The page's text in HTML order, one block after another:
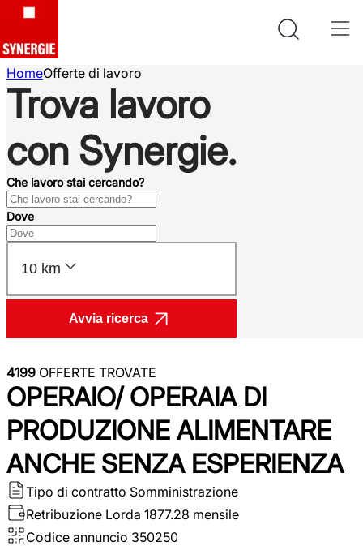
HomeOfferte di lavoro
Trova lavoro
con Synergie.
Che lavoro stai cercando?
Dove
10 km
Avvia ricerca
4199 OFFERTE TROVATE
OPERAIO/ OPERAIA DI
PRODUZIONE ALIMENTARE
ANCHE SENZA ESPERIENZA
Tipo di contratto Somministrazione
Retribuzione Lorda 1877.28 mensile
Codice annuncio 350250